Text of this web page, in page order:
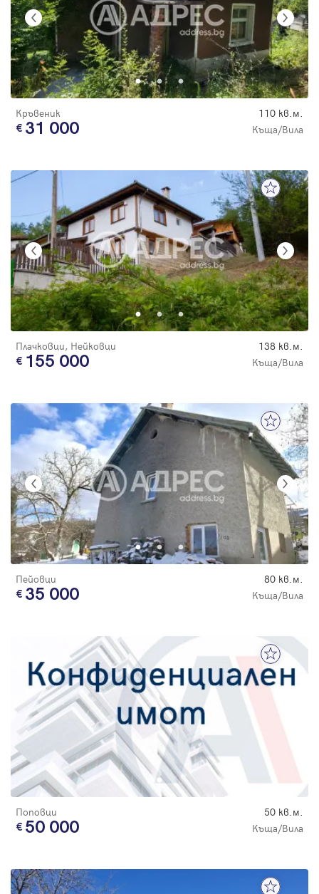
Кръвеник 110 кв.м.
31 000 Къща/Вила
Плачковци, Нейковци 138 кв.м.
155 000 Къща/Вила
Пейовци 80 кв.м.
35 000 Къща/Вила
Поповци 50 кв.м.
50 000 Къща/Вила